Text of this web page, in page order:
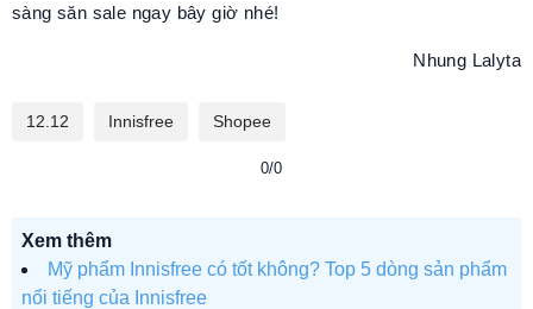
sàng săn sale ngay bây giờ nhé!
Nhung Lalyta
12.12 Innisfree Shopee
0/0
Xem thêm
Mỹ phẩm Innisfree có tốt không? Top 5 dòng sản phẩm
nổi tiếng của Innisfree